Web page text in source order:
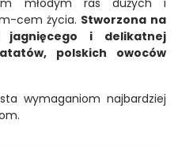
młodym ras dużych i
cem życia. Stworzona na
jagnięcego i delikatnej
polskich owoców
wymaganiom najbardziej